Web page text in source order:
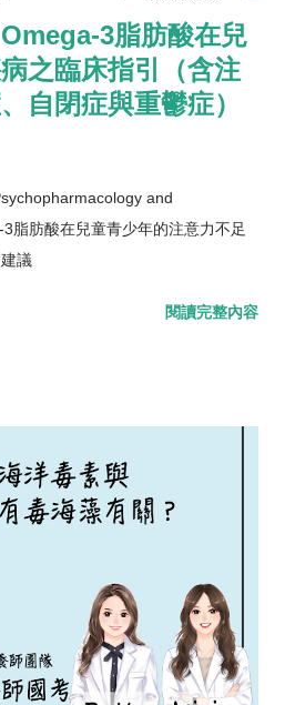
Omega-3脂肪酸在兒
之臨床指引（含注
自閉症與重鬱症）
and
脂肪酸在兒童青少年的注意力不足
議
閱讀完整內容